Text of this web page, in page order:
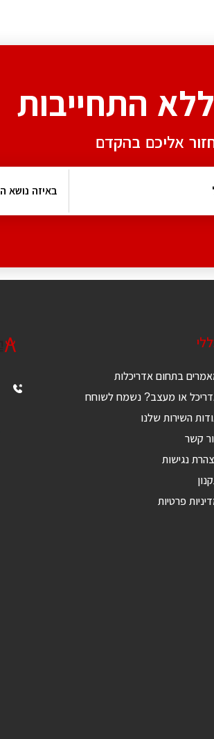
ללא התחייבות
אליכם בהקדם
בתחום אדריכלות
או מעצב? נשמח לשוחח
השירות שלנו
קשר
נגישות
פרטיות